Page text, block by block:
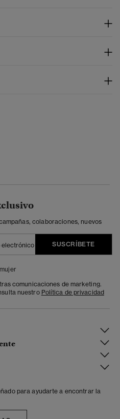
colaboraciones, nuevos
SUSCRÍBETE
comunicaciones de marketing.
nuestro Política de privacidad
para ayudarte a encontrar la